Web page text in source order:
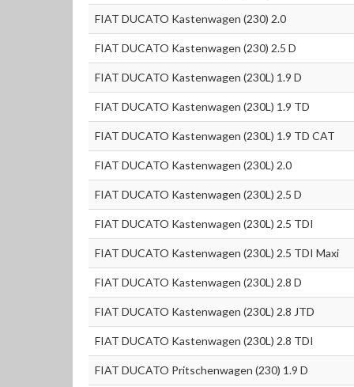
FIAT DUCATO Kastenwagen (230) 2.0
FIAT DUCATO Kastenwagen (230) 2.5 D
FIAT DUCATO Kastenwagen (230L) 1.9 D
FIAT DUCATO Kastenwagen (230L) 1.9 TD
FIAT DUCATO Kastenwagen (230L) 1.9 TD CAT
FIAT DUCATO Kastenwagen (230L) 2.0
FIAT DUCATO Kastenwagen (230L) 2.5 D
FIAT DUCATO Kastenwagen (230L) 2.5 TDI
FIAT DUCATO Kastenwagen (230L) 2.5 TDI Maxi
FIAT DUCATO Kastenwagen (230L) 2.8 D
FIAT DUCATO Kastenwagen (230L) 2.8 JTD
FIAT DUCATO Kastenwagen (230L) 2.8 TDI
FIAT DUCATO Pritschenwagen (230) 1.9 D